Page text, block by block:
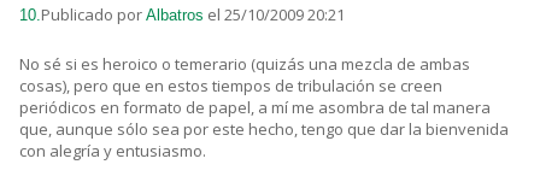
10.Publicado por Albatros el 25/10/2009 20:21
No sé si es heroico o temerario (quizás una mezcla de ambas
cosas), pero que en estos tiempos de tribulación se creen
periódicos en formato de papel, a mí me asombra de tal manera
que, aunque sólo sea por este hecho, tengo que dar la bienvenida
con alegría y entusiasmo.